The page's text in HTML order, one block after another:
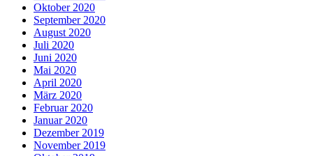
Oktober 2020
September 2020
August 2020
Juli 2020
Juni 2020
Mai 2020
April 2020
März 2020
Februar 2020
Januar 2020
Dezember 2019
November 2019